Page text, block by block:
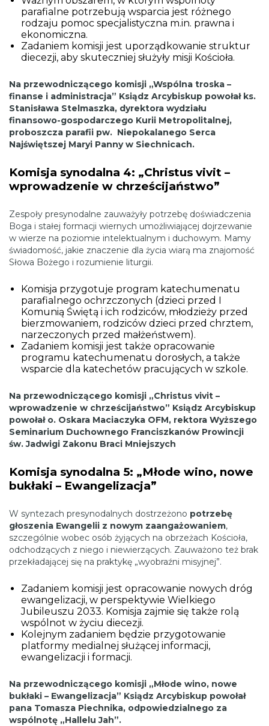
parafialne potrzebują wsparcia jest różnego
rodzaju pomoc specjalistyczna m.in. prawna i
ekonomiczna.
Zadaniem komisji jest uporządkowanie struktur
diecezji, aby skuteczniej służyły misji Kościoła.
Na przewodniczącego komisji „Wspólna troska –
finanse i administracja” Ksiądz Arcybiskup powołał ks.
Stanisława Stelmaszka, dyrektora wydziału
finansowo-gospodarczego Kurii Metropolitalnej,
proboszcza parafii pw. Niepokalanego Serca
Najświętszej Maryi Panny w Siechnicach.
Komisja synodalna 4: „Christus vivit –
wprowadzenie w chrześcijaństwo”
Zespoły presynodalne zauważyły potrzebę doświadczenia
Boga i stałej formacji wiernych umożliwiającej dojrzewanie
w wierze na poziomie intelektualnym i duchowym. Mamy
świadomość, jakie znaczenie dla życia wiarą ma znajomość
Słowa Bożego i rozumienie liturgii.
Komisja przygotuje program katechumenatu
parafialnego ochrzczonych (dzieci przed I
Komunią Świętą i ich rodziców, młodzieży przed
bierzmowaniem, rodziców dzieci przed chrztem,
narzeczonych przed małżeństwem).
Zadaniem komisji jest także opracowanie
programu katechumenatu dorosłych, a także
wsparcie dla katechetów pracujących w szkole.
Na przewodniczącego komisji „Christus vivit –
wprowadzenie w chrześcijaństwo” Ksiądz Arcybiskup
powołał o. Oskara Maciaczyka OFM, rektora Wyższego
Seminarium Duchownego Franciszkanów Prowincji
św. Jadwigi Zakonu Braci Mniejszych
Komisja synodalna 5: „Młode wino, nowe
bukłaki – Ewangelizacja”
W syntezach presynodalnych dostrzeżono potrzebę
głoszenia Ewangelii z nowym zaangażowaniem,
szczególnie wobec osób żyjących na obrzeżach Kościoła,
odchodzących z niego i niewierzących. Zauważono też brak
przekładającej się na praktykę „wyobraźni misyjnej”.
Zadaniem komisji jest opracowanie nowych dróg
ewangelizacji, w perspektywie Wielkiego
Jubileuszu 2033. Komisja zajmie się także rolą
wspólnot w życiu diecezji.
Kolejnym zadaniem będzie przygotowanie
platformy medialnej służącej informacji,
ewangelizacji i formacji.
Na przewodniczącego komisji „Młode wino, nowe
bukłaki – Ewangelizacja” Ksiądz Arcybiskup powołał
pana Tomasza Piechnika, odpowiedzialnego za
wspólnotę „Hallelu Jah”.